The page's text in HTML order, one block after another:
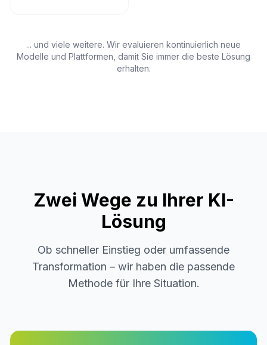
... und viele weitere. Wir evaluieren kontinuierlich neue
Modelle und Plattformen, damit Sie immer die beste Lösung
erhalten.
Zwei Wege zu Ihrer KI-
Lösung
Ob schneller Einstieg oder umfassende
Transformation – wir haben die passende
Methode für Ihre Situation.